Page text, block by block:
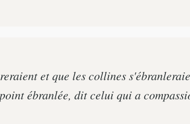
et que les collines
ébranlée, dit celui qui a